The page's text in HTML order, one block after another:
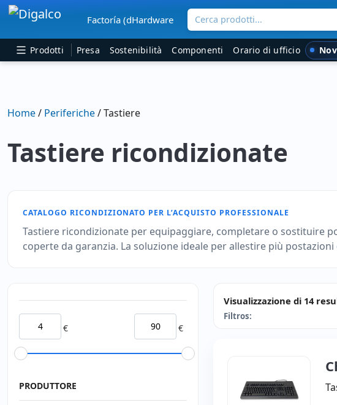
Navigazione principale
Factoría (dHardware Cerca prodotti...
Prodotti Presa Sostenibilità Componenti Orario di ufficio
Home/ Periferiche/ Tastiere
Tastiere ricondizionate
CATALOGO RICONDIZIONATO PER L’ACQUISTO PROFESSIONALE
Tastiere ricondizionate per equipaggiare, completare o sostituire
coperte da garanzia. La soluzione ideale per allestire più
€ €
PRODUTTORE
Visualizzazione di 14
Filtros: